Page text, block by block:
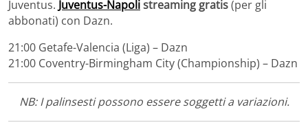
Juventus. Juventus-Napolistreaming gratis(per gli
abbonati) con Dazn.
21:00 Getafe-Valencia (Liga) – Dazn
21:00 Coventry-Birmingham City (Championship) – Dazn
NB: I palinsesti possono essere soggetti a variazioni.